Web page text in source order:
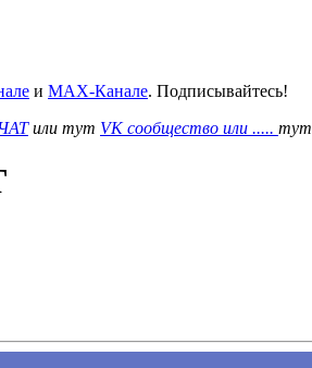
и MAX-Канале. Подписывайтесь!
или тут VK сообщество или ..... тут